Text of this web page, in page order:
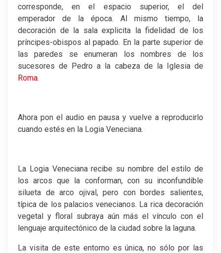
corresponde, en el espacio superior, el del
emperador de la época. Al mismo tiempo, la
decoración de la sala explicita la fidelidad de los
príncipes-obispos al papado. En la parte superior de
las paredes se enumeran los nombres de los
sucesores de Pedro a la cabeza de la Iglesia de
Roma.
Ahora pon el audio en pausa y vuelve a reproducirlo
cuando estés en la Logia Veneciana.
La Logia Veneciana recibe su nombre del estilo de
los arcos que la conforman, con su inconfundible
silueta de arco ojival, pero con bordes salientes,
típica de los palacios venecianos. La rica decoración
vegetal y floral subraya aún más el vínculo con el
lenguaje arquitectónico de la ciudad sobre la laguna.
La visita de este entorno es única, no sólo por las